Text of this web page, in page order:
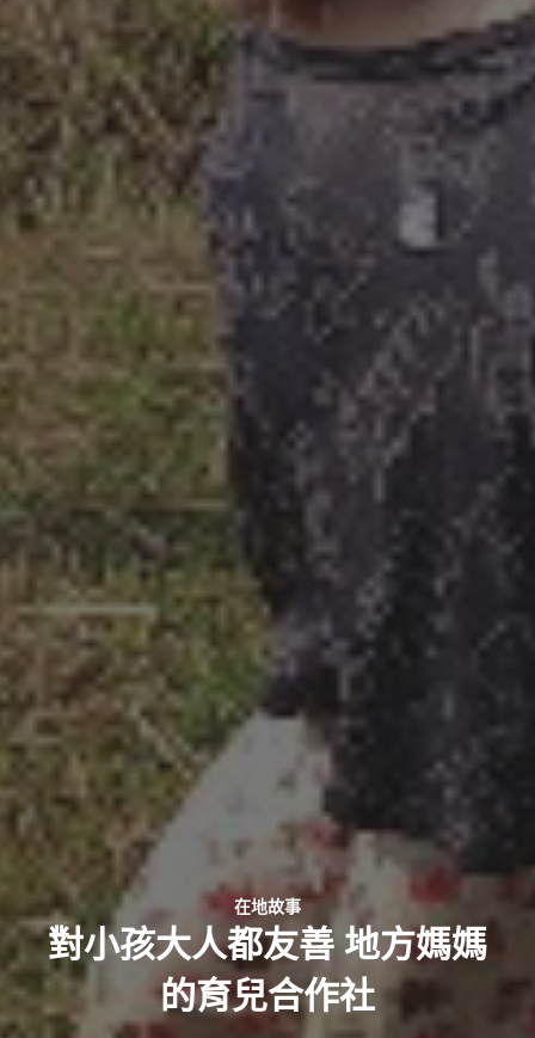
在地故事
對小孩大人都友善 地方媽媽
的育兒合作社